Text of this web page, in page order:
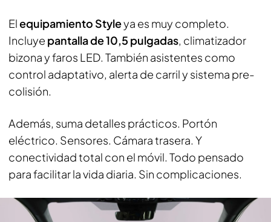
Elequipamiento Styleya es muy completo.
Incluye pantalla de 10,5 pulgadas, climatizador
bizona y faros LED. También asistentes como
control adaptativo, alerta de carril y sistema pre-
colisión.
Además, suma detalles prácticos. Portón
eléctrico. Sensores. Cámara trasera. Y
conectividad total con el móvil. Todo pensado
para facilitar la vida diaria. Sin complicaciones.